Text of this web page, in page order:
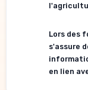
Lors des
s'assure
en lien